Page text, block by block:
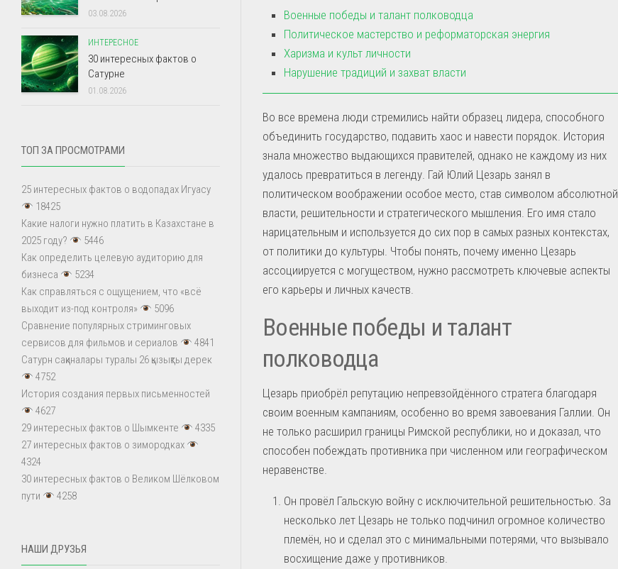
Военные победы и талант полководца
Политическое мастерство и реформаторская энергия
Харизма и культ личности
Нарушение традиций и захват власти
Во все времена люди стремились найти образец лидера, способного
объединить государство, подавить хаос и навести порядок. История
знала множество выдающихся правителей, однако не каждому из них
удалось превратиться в легенду. Гай Юлий Цезарь занял в
политическом воображении особое место, став символом абсолютной
власти, решительности и стратегического мышления. Его имя стало
нарицательным и используется до сих пор в самых разных контекстах,
от политики до культуры. Чтобы понять, почему именно Цезарь
ассоциируется с могуществом, нужно рассмотреть ключевые аспекты
его карьеры и личных качеств.
Военные победы и талант
полководца
Цезарь приобрёл репутацию непревзойдённого стратега благодаря
своим военным кампаниям, особенно во время завоевания Галлии. Он
не только расширил границы Римской республики, но и доказал, что
способен побеждать противника при численном или географическом
неравенстве.
Он провёл Гальскую войну с исключительной решительностью. За
несколько лет Цезарь не только подчинил огромное количество
племён, но и сделал это с минимальными потерями, что вызывало
восхищение даже у противников.
03.08.2026
ИНТЕРЕСНОЕ
30 интересных фактов о
Сатурне
01.08.2026
ТОП ЗА ПРОСМОТРАМИ
25 интересных фактов о водопадах Игуасу
18425
Какие налоги нужно платить в Казахстане в
2025 году?
5446
Как определить целевую аудиторию для
бизнеса
5234
Как справляться с ощущением, что «всё
выходит из-под контроля»
5096
Сравнение популярных стриминговых
сервисов для фильмов и сериалов
4841
Сатурн сақиналары туралы 26 қызықты дерек
4752
История создания первых письменностей
4627
29 интересных фактов о Шымкенте
4335
27 интересных фактов о зимородках
4324
30 интересных фактов о Великом Шёлковом
пути
4258
НАШИ ДРУЗЬЯ